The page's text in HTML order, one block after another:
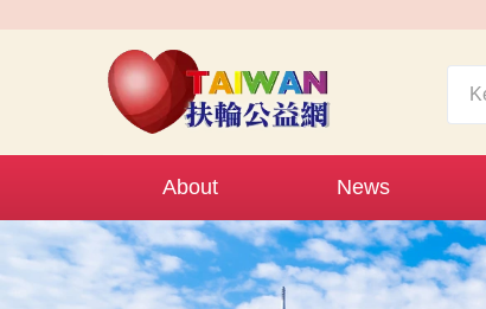
About News